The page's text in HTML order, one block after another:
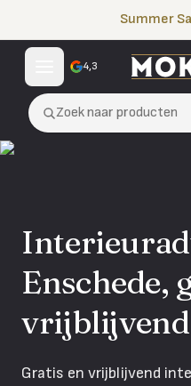
Summer
4,3
Zoek naar producten
Enschede,
vrijblijvend
Gratis en vrijblijvend